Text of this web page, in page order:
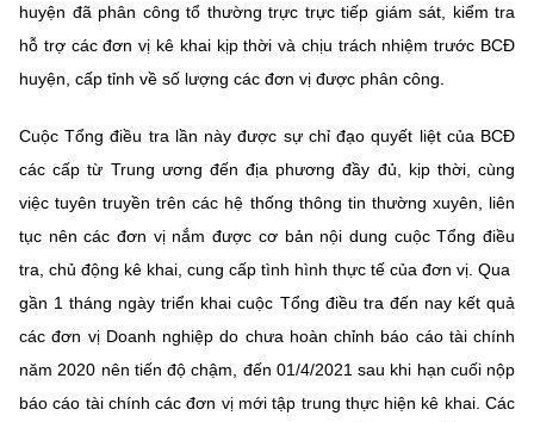
©2026 Bản quyền thuộc Bộ Khoa Học và Công Nghệ
(Ghi rõ nguồn "https://mst.gov.vn" khi phát hành lại thông tin từ
website này)
huyện đã phân công tổ thường trực trực tiếp giám sát, kiểm tra
hỗ trợ các đơn vị kê khai kịp thời và chịu trách nhiệm trước BCĐ
huyện, cấp tỉnh về số lượng các đơn vị được phân công.
Cuộc Tổng điều tra lần này được sự chỉ đạo quyết liệt của BCĐ
các cấp từ Trung ương đến địa phương đầy đủ, kịp thời, cùng
việc tuyên truyền trên các hệ thống thông tin thường xuyên, liên
tục nên các đơn vị nắm được cơ bản nội dung cuộc Tổng điều
tra, chủ động kê khai, cung cấp tình hình thực tế của đơn vị. Qua
gần 1 tháng ngày triển khai cuộc Tổng điều tra đến nay kết quả
các đơn vị Doanh nghiệp do chưa hoàn chỉnh báo cáo tài chính
năm 2020 nên tiến độ chậm, đến 01/4/2021 sau khi hạn cuối nộp
báo cáo tài chính các đơn vị mới tập trung thực hiện kê khai. Các